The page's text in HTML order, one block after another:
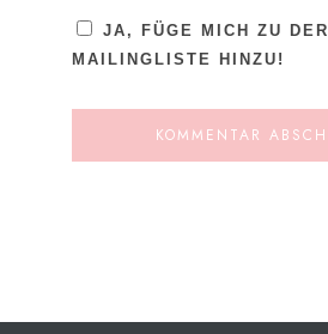
JA, FÜGE MICH ZU DER
MAILINGLISTE HINZU!